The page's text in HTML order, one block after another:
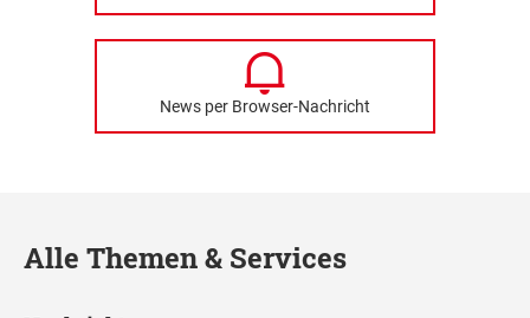
News per Browser-Nachricht
Alle Themen & Services